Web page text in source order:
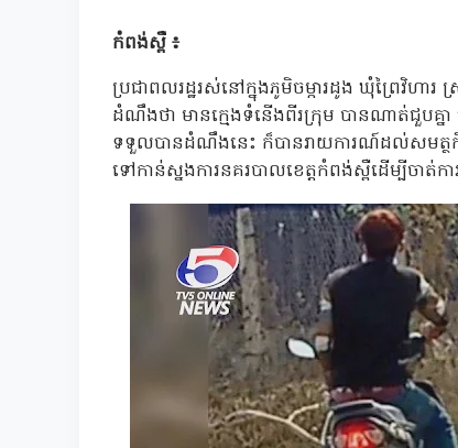
កំពង់ស្ពឺ ៖
ប្រជាពលរដ្ឋរស់នៅក្នុងភូមិចម្ការដូង ឃុំព្រៃវិហា
ដំណឹងថា មានក្មេងទំនើងពីរក្រុម បានណាត់ជួបគ្នា
ទទួលបានដំណឹងនេះ ក៏បានរាយការណ៍ដល់សមត្ថកិច្
ទៅកាន់ស្នងការនគរបាលខេត្តកំពង់ស្ពឺដើម្បីចាត់កា